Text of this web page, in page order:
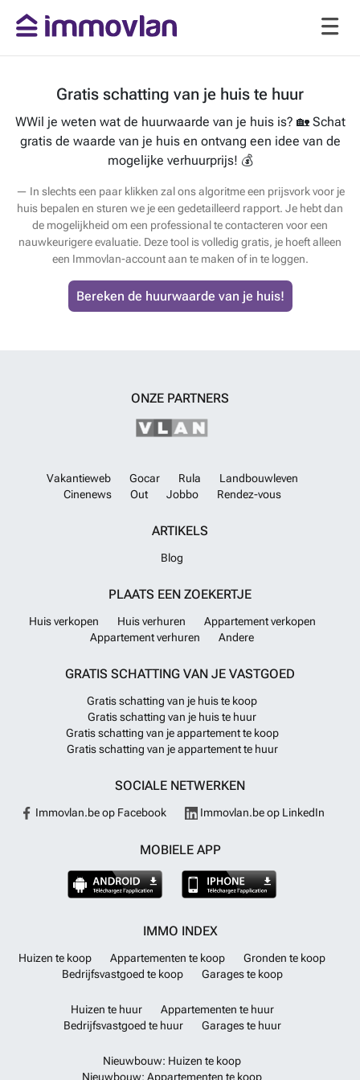
Gratis schatting van je huis te huur
WWil je weten wat de huurwaarde van je huis is? 🏡 Schat
gratis de waarde van je huis en ontvang een idee van de
mogelijke verhuurprijs! 💰
In slechts een paar klikken zal ons algoritme een prijsvork voor je
huis bepalen en sturen we je een gedetailleerd rapport. Je hebt dan
de mogelijkheid om een professional te contacteren voor een
nauwkeurigere evaluatie. Deze tool is volledig gratis, je hoeft alleen
een Immovlan-account aan te maken of in te loggen.
Bereken de huurwaarde van je huis!
ONZE PARTNERS
Vakantieweb Gocar Rula
Landbouwleven
Cinenews
Out Jobbo Rendez-vous
ARTIKELS
Blog
PLAATS EEN ZOEKERTJE
Huis verkopen Huis verhuren
Appartement verkopen
Appartement verhuren
Andere
GRATIS SCHATTING VAN JE VASTGOED
Gratis schatting van je huis te koop
Gratis schatting van je huis te huur
Gratis schatting van je appartement te koop
Gratis schatting van je appartement te huur
SOCIALE NETWERKEN
Immovlan.be op Facebook Immovlan.be op LinkedIn
MOBIELE APP
IMMO INDEX
Huizen te koop Appartementen te koop
Gronden te koop
Bedrijfsvastgoed te koop
Garages te koop
Huizen te huur
Appartementen te huur
Bedrijfsvastgoed te huur
Garages te huur
Nieuwbouw: Huizen te koop
Nieuwbouw: Appartementen te koop